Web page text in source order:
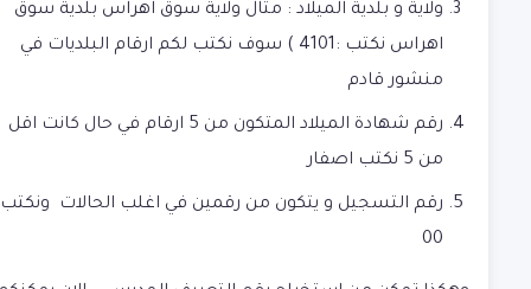
ولاية و بلدية الميلاد : مثال ولاية سوق اهراس بلدية سوق
اهراس نكتب :4101 ) سوف نكتب لكم ارقام البلديات في
منشور قادم
رقم شهادة الميلاد المتكون من 5 ارقام في حال كانت اقل
من 5 نكتب اصفار
رقم التسجيل و يتكون من رقمين في اغلب الحالات ونكتب
00